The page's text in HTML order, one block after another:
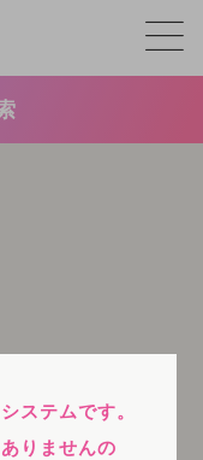
ステムです。
りませんの